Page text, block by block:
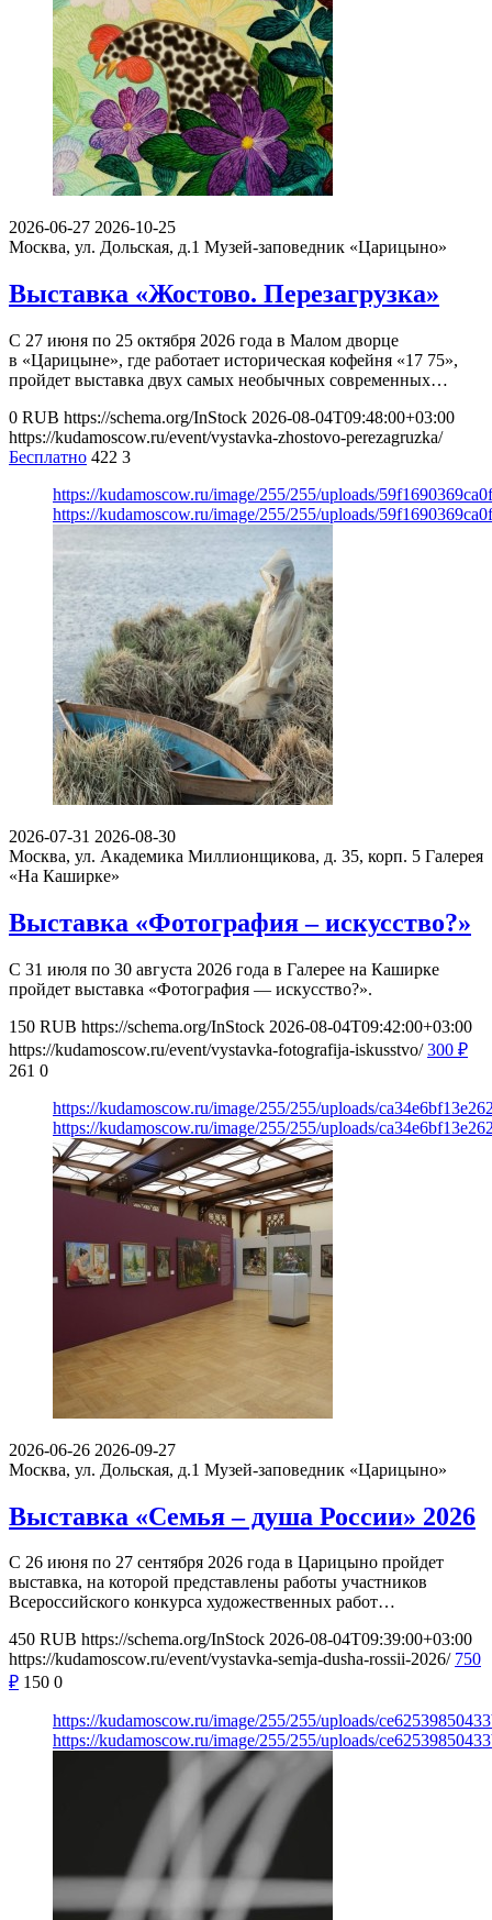
2026-06-27 2026-10-25
Москва, ул. Дольская, д.1 Музей-заповедник «Царицыно»
Выставка «Жостово. Перезагрузка»
С 27 июня по 25 октября 2026 года в Малом дворце
в «Царицыне», где работает историческая кофейня «17 75»,
пройдет выставка двух самых необычных современных…
0 RUB https://schema.org/InStock 2026-08-04T09:48:00+03:00
https://kudamoscow.ru/event/vystavka-zhostovo-perezagruzka/
Бесплатно 422 3
https://kudamoscow.ru/image/255/255/uploads/
https://kudamoscow.ru/image/255/255/uploads/
2026-07-31 2026-08-30
Москва, ул. Академика Миллионщикова, д. 35, корп. 5 Галерея
«На Каширке»
Выставка «Фотография – искусство?»
С 31 июля по 30 августа 2026 года в Галерее на Каширке
пройдет выставка «Фотография — искусство?».
150 RUB https://schema.org/InStock 2026-08-04T09:42:00+03:00
https://kudamoscow.ru/event/vystavka-fotografija-iskusstvo/ 300 ₽
261 0
https://kudamoscow.ru/image/255/255/uploads/
https://kudamoscow.ru/image/255/255/uploads/
2026-06-26 2026-09-27
Москва, ул. Дольская, д.1 Музей-заповедник «Царицыно»
Выставка «Семья – душа России» 2026
С 26 июня по 27 сентября 2026 года в Царицыно пройдет
выставка, на которой представлены работы участников
Всероссийского конкурса художественных работ…
450 RUB https://schema.org/InStock 2026-08-04T09:39:00+03:00
https://kudamoscow.ru/event/vystavka-semja-dusha-rossii-2026/ 750
₽ 150 0
https://kudamoscow.ru/image/255/255/uploads/
https://kudamoscow.ru/image/255/255/uploads/